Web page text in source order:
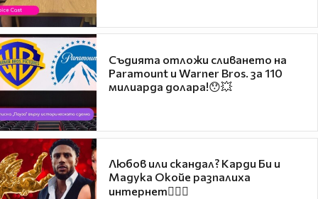
Съдията отложи сливането на
Paramount и Warner Bros. за 110
милиарда долара!😯💥
Любов или скандал? Карди Би и
Мадука Окойе разпалиха
интернет❤️‍🔥🔥